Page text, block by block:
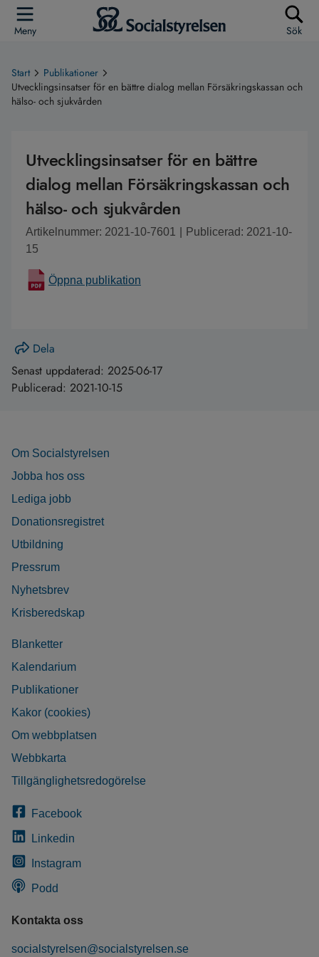
Meny Sök
Start
Publikationer
Utvecklingsinsatser för en bättre dialog mellan Försäkringskassan och
hälso- och sjukvården
Utvecklingsinsatser för en bättre
dialog mellan Försäkringskassan och
hälso- och sjukvården
Artikelnummer: 2021-10-7601
Publicerad: 2021-10-
15
Öppna publikation
Dela
Senast uppdaterad: 2025-06-17
Publicerad: 2021-10-15
Om Socialstyrelsen
Jobba hos oss
Lediga jobb
Donationsregistret
Utbildning
Pressrum
Nyhetsbrev
Krisberedskap
Blanketter
Kalendarium
Publikationer
Kakor (cookies)
Om webbplatsen
Webbkarta
Tillgänglighetsredogörelse
Facebook
Linkedin
Instagram
Podd
Kontakta oss
socialstyrelsen@socialstyrelsen.se